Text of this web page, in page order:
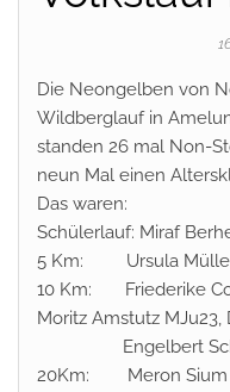
Die Neongelben von
Wildberglauf in
standen 26 mal Non-
neun Mal einen
Das waren:
Schülerlauf: Miraf
5 Km: Ursula
10 Km: Friederike
Moritz Amstutz
Engelbert
20Km: Meron Sium